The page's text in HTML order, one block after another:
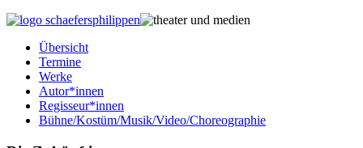
Übersicht
Termine
Werke
Autor*innen
Regisseur*innen
Bühne/Kostüm/Musik/Video/Choreographie